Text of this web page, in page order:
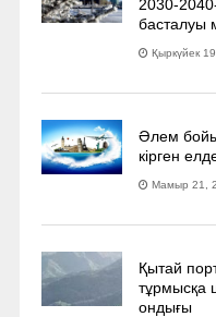
2030-
басталуы
Қыркүйек
Әлем
кірген
Мамыр 21,
Қытай
тұрмысқа
ондығы